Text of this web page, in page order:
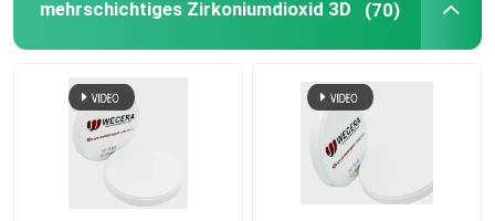
mehrschichtiges Zirkoniumdioxid 3D (70)